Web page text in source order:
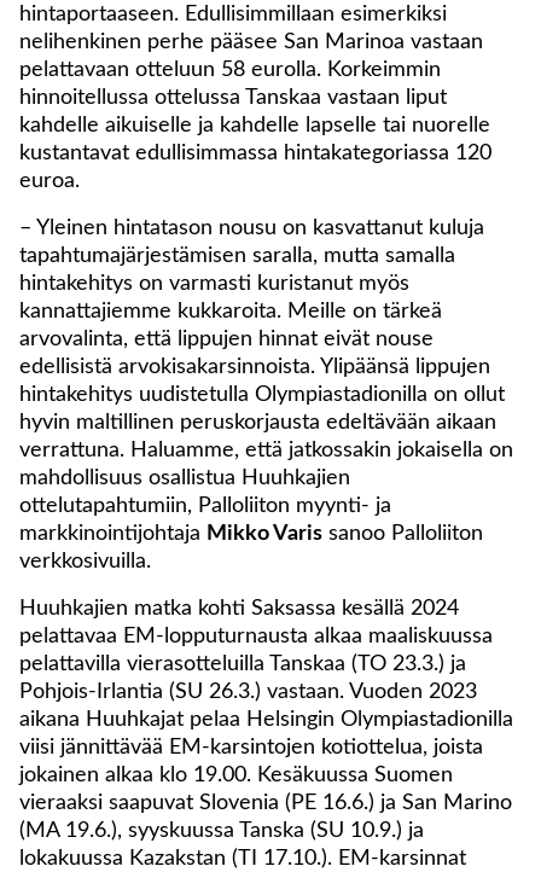
hintaportaaseen. Edullisimmillaan esimerkiksi
nelihenkinen perhe pääsee San Marinoa vastaan
pelattavaan otteluun 58 eurolla. Korkeimmin
hinnoitellussa ottelussa Tanskaa vastaan liput
kahdelle aikuiselle ja kahdelle lapselle tai nuorelle
kustantavat edullisimmassa hintakategoriassa 120
euroa.
– Yleinen hintatason nousu on kasvattanut kuluja
tapahtumajärjestämisen saralla, mutta samalla
hintakehitys on varmasti kuristanut myös
kannattajiemme kukkaroita. Meille on tärkeä
arvovalinta, että lippujen hinnat eivät nouse
edellisistä arvokisakarsinnoista. Ylipäänsä lippujen
hintakehitys uudistetulla Olympiastadionilla on ollut
hyvin maltillinen peruskorjausta edeltävään aikaan
verrattuna. Haluamme, että jatkossakin jokaisella on
mahdollisuus osallistua Huuhkajien
ottelutapahtumiin, Palloliiton myynti- ja
markkinointijohtaja Mikko Varis sanoo Palloliiton
verkkosivuilla.
Huuhkajien matka kohti Saksassa kesällä 2024
pelattavaa EM-lopputurnausta alkaa maaliskuussa
pelattavilla vierasotteluilla Tanskaa (TO 23.3.) ja
Pohjois-Irlantia (SU 26.3.) vastaan. Vuoden 2023
aikana Huuhkajat pelaa Helsingin Olympiastadionilla
viisi jännittävää EM-karsintojen kotiottelua, joista
jokainen alkaa klo 19.00. Kesäkuussa Suomen
vieraaksi saapuvat Slovenia (PE 16.6.) ja San Marino
(MA 19.6.), syyskuussa Tanska (SU 10.9.) ja
lokakuussa Kazakstan (TI 17.10.). EM-karsinnat